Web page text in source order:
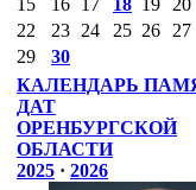
15
16 17 18 19 20
22
23 24 25 26 27
29
30
КАЛЕНДАРЬ
ДАТ
ОРЕНБУРГСКОЙ
ОБЛАСТИ
2025 · 2026